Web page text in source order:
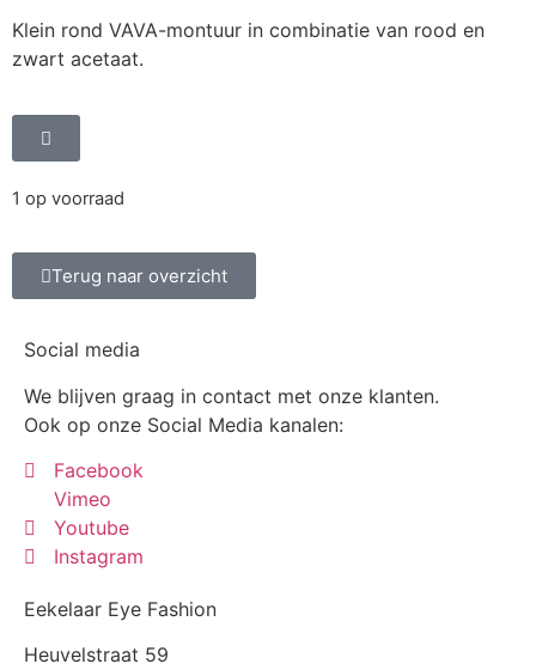
Klein rond VAVA-montuur in combinatie van rood en
zwart acetaat.
1 op voorraad
Terug naar overzicht
Social media
We blijven graag in contact met onze klanten.
Ook op onze Social Media kanalen:
Facebook
Vimeo
Youtube
Instagram
Eekelaar Eye Fashion
Heuvelstraat 59